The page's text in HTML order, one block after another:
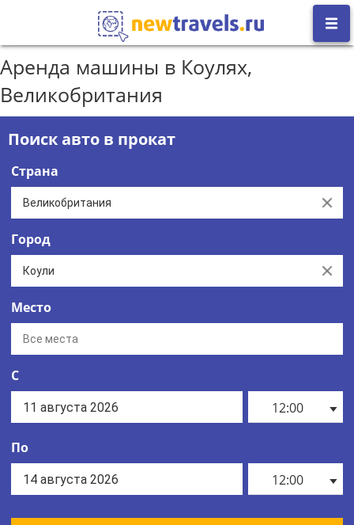
Аренда машины в Коулях,
Великобритания
Поиск авто в прокат
Страна
Clear
Город
Clear
Место
С
12:00
По
12:00